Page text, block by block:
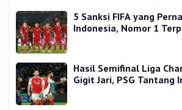
5 Sanksi FIFA yang
Indonesia, Nomor 1
Hasil Semifinal Liga
Gigit Jari, PSG Tantang